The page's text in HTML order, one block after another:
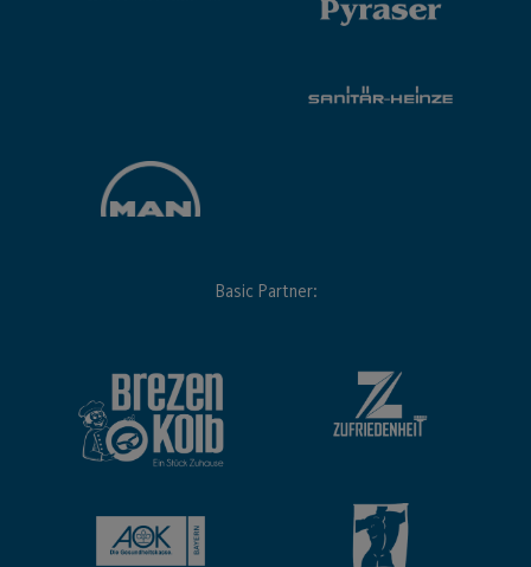
Basic Partner: